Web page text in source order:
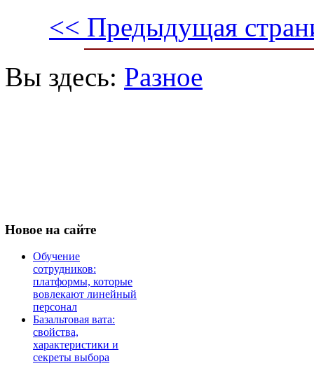
<< Предыдущая
Вы здесь: Разное
Новое на сайте
Обучение
сотрудников:
платформы, которые
вовлекают линейный
персонал
Базальтовая вата:
свойства,
характеристики и
секреты выбора